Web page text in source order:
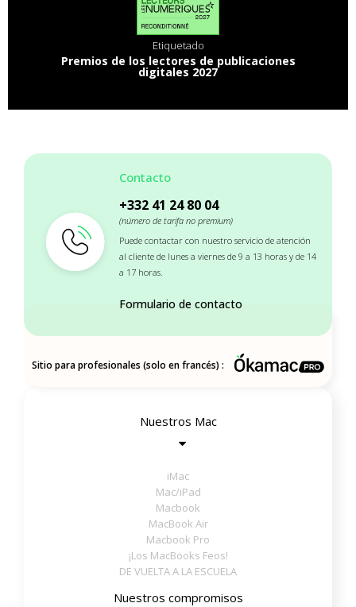
Etiquetado
Premios de los lectores de publicaciones
digitales 2027
Contacto
+332 41 24 80 04
(número de tarifa no premium)
Puede contactar con nuestro servicio de atención
al cliente de lunes a viernes de 9 a 13 horas y de 14
a 17 horas.
Formulario de contacto
Sitio para profesionales (solo en francés) :
Nuestros Mac
iMac
Mac/iPad
Macbook
MacBook Air
Macbook Pro
¡Los MacBooks Feos!
DE VUELTA A LA ESCUELA
Nuestros compromisos